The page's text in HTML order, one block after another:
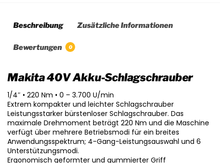
Beschreibung Zusätzliche Informationen
Bewertungen 0
Makita 40V Akku-Schlagschrauber
1/4″ • 220 Nm • 0 – 3.700 U/min
Extrem kompakter und leichter Schlagschrauber
Leistungsstarker bürstenloser Schlagschrauber. Das
maximale Drehmoment beträgt 220 Nm und die Maschine
verfügt über mehrere Betriebsmodi für ein breites
Anwendungsspektrum; 4-Gang-Leistungsauswahl und 6
Unterstützungsmodi.
Ergonomisch geformter und gummierter Griff